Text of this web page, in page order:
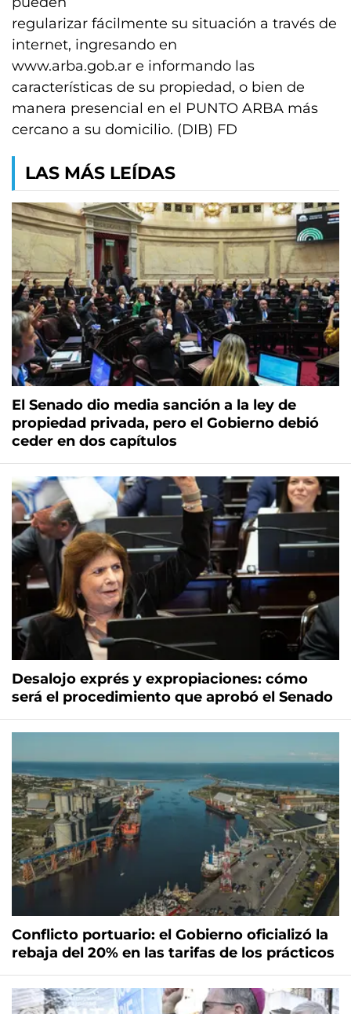
regularizar fácilmente su situación a través de
internet, ingresando en
www.arba.gob.ar e informando las
características de su propiedad, o bien de
manera presencial en el PUNTO ARBA más
cercano a su domicilio. (DIB) FD
LAS MÁS LEÍDAS
El Senado dio media sanción a la ley de
propiedad privada, pero el Gobierno debió
ceder en dos capítulos
Desalojo exprés y expropiaciones: cómo
será el procedimiento que aprobó el Senado
Conflicto portuario: el Gobierno oficializó la
rebaja del 20% en las tarifas de los prácticos